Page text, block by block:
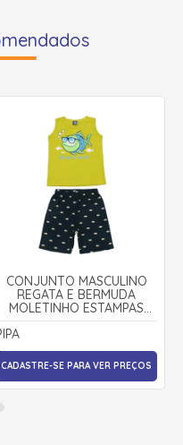
CONJUNTO MASCULINO
REGATA E BERMUDA
MOLETINHO ESTAMPAS
SORTIDAS 9000922 - PIPA
CADASTRE-SE PARA VER PREÇOS